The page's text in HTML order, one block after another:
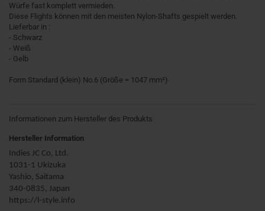
Würfe fast komplett vermieden.
Diese Flights können mit den meisten Nylon-Shafts gespielt werden.
Lieferbar in :
- Schwarz
- Weiß
- Gelb
Form Standard (klein) No.6 (Größe = 1047 mm²)
Informationen zum Hersteller des Produkts
Hersteller Information
Indies JC Co, Ltd.
1031-1 Ukizuka
Yashio, Saitama
340-0835, Japan
https://l-style.info